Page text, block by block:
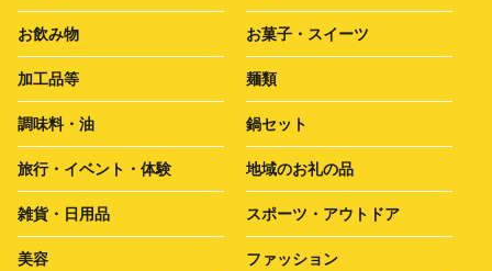
お飲み物 お菓子・スイーツ
加工品等 麺類
調味料・油 鍋セット
旅行・イベント・体験 地域のお礼の品
雑貨・日用品 スポーツ・アウトドア
美容 ファッション